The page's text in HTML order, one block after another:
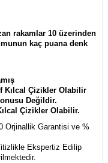
rakamlar 10 üzerinden
kaç puana denk
Kılcal Çizikler Olabilir
Değildir.
Çizikler Olabilir.
Orjinallik Garantisi ve %
Ekspertiz Edilip